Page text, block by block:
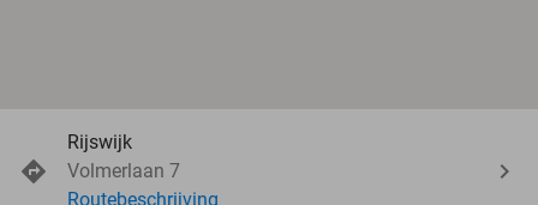
Rijswijk
Volmerlaan 7
Routebeschrijving